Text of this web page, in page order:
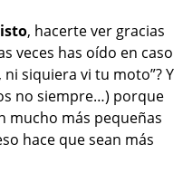
, hacerte ver gracias
veces has oído en caso
siquiera vi tu moto”? Y
no siempre…) porque
mucho más pequeñas
hace que sean más